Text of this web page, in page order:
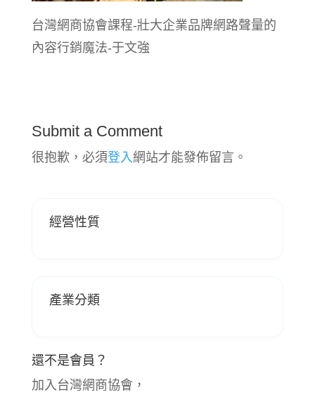
台灣網商協會課程-壯大企業品牌網路聲量的
內容行銷魔法-于文強
Submit a Comment
很抱歉，必須登入 網站才能發佈留言。
經營性質
產業分類
還不是會員？
加入台灣網商協會，